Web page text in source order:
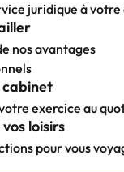
juridique à votre
nos avantages
cabinet
exercice au
loisirs
pour vous